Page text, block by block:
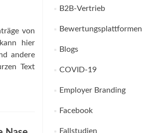
von
hier
andere
Text
B2B-Vertrieb
Bewertungsplattformen
Blogs
COVID-19
Employer Branding
Facebook
Fallstudien